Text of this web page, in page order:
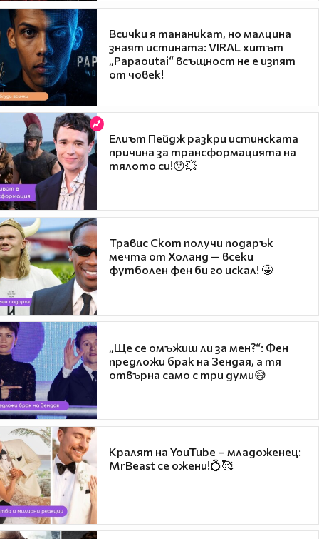
Всички я тананикат, но малцина
знаят истината: VIRAL хитът
„Papaoutai“ всъщност не е изпят
от човек!
Елиът Пейдж разкри истинската
причина за трансформацията на
тялото си!😯💥
Травис Скот получи подарък
мечта от Холанд — всеки
футболен фен би го искал! 🤩
„Ще се омъжиш ли за мен?“: Фен
предложи брак на Зендая, а тя
отвърна само с три думи😅
Кралят на YouTube – младоженец:
MrBeast се ожени!💍🥰